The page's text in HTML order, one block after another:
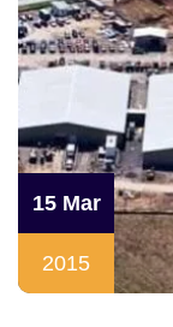
15 Mar
2015